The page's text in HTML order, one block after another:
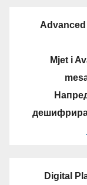
Mjet i
Digital